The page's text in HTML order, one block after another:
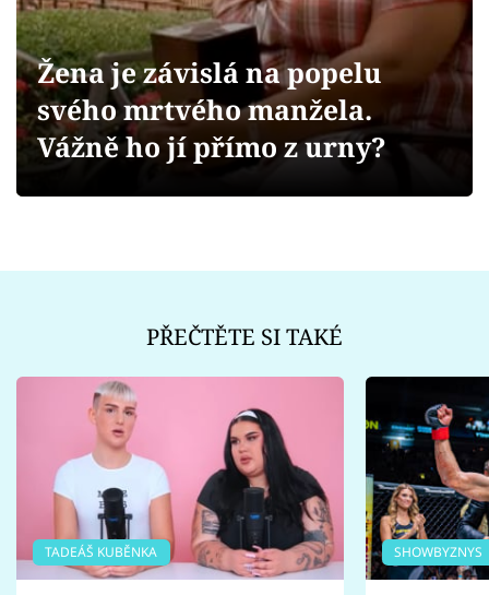
Videa
Sledujte prima+
Žena je závislá na popelu
svého mrtvého manžela.
Vážně ho jí přímo z urny?
PŘEČTĚTE SI TAKÉ
TADEÁŠ KUBĚNKA SHOWBYZNYS